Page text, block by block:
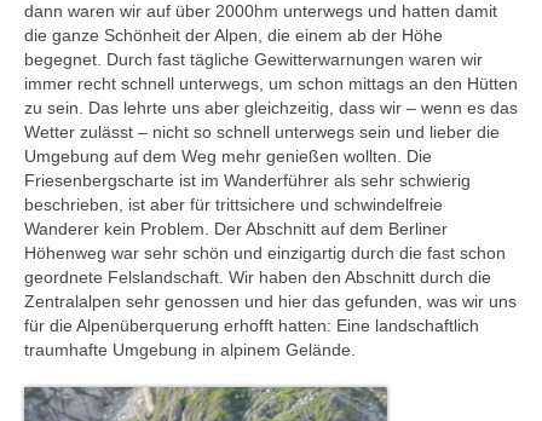
dann waren wir auf über 2000hm unterwegs und hatten damit
die ganze Schönheit der Alpen, die einem ab der Höhe
begegnet. Durch fast tägliche Gewitterwarnungen waren wir
immer recht schnell unterwegs, um schon mittags an den Hütten
zu sein. Das lehrte uns aber gleichzeitig, dass wir – wenn es das
Wetter zulässt – nicht so schnell unterwegs sein und lieber die
Umgebung auf dem Weg mehr genießen wollten. Die
Friesenbergscharte ist im Wanderführer als sehr schwierig
beschrieben, ist aber für trittsichere und schwindelfreie
Wanderer kein Problem. Der Abschnitt auf dem Berliner
Höhenweg war sehr schön und einzigartig durch die fast schon
geordnete Felslandschaft. Wir haben den Abschnitt durch die
Zentralalpen sehr genossen und hier das gefunden, was wir uns
für die Alpenüberquerung erhofft hatten: Eine landschaftlich
traumhafte Umgebung in alpinem Gelände.